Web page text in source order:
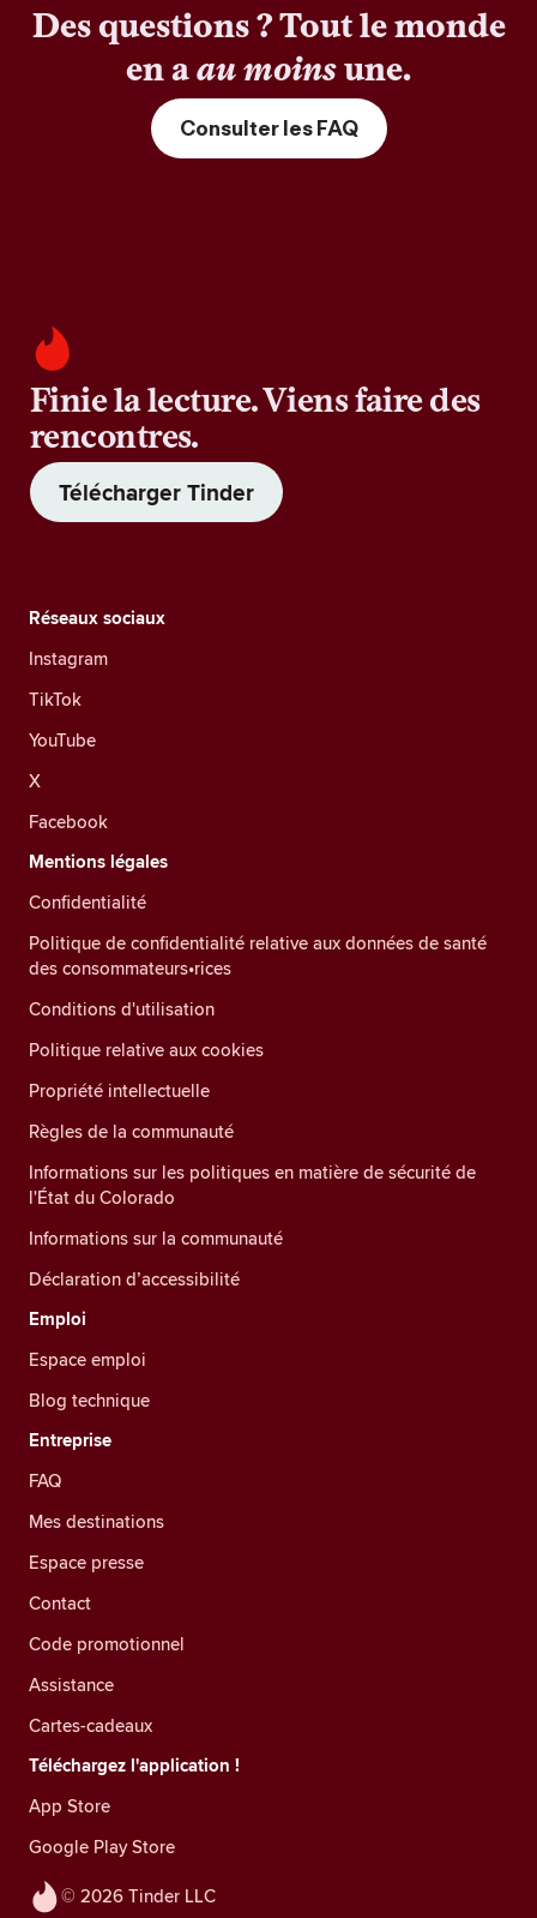
Des questions ? Tout le monde
en aau moinsune.
Consulter les FAQ
Finie la lecture. Viens faire des
rencontres.
Télécharger Tinder
© 2026 Tinder LLC
Réseaux sociaux
Instagram
TikTok
YouTube
X
Facebook
Mentions légales
Confidentialité
Politique de confidentialité relative aux données de santé
des consommateurs•rices
Conditions d'utilisation
Politique relative aux cookies
Propriété intellectuelle
Règles de la communauté
Informations sur les politiques en matière de sécurité de
l'État du Colorado
Informations sur la communauté
Déclaration d’accessibilité
Emploi
Espace emploi
Blog technique
Entreprise
FAQ
Mes destinations
Espace presse
Contact
Code promotionnel
Assistance
Cartes-cadeaux
Téléchargez l'application !
App Store
Google Play Store